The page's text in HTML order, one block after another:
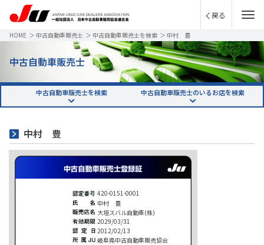
戻る
HOME ＞ 中古自動車販売士 ＞ 中古自動車販売士を検索 ＞ 中村 豊
中古自動車販売士
中古自動車販売士を検索 中古自動車販売士のいるお店を検索
中村 豊
420-0151-0001
中村 豊
大垣スバル自動車(株)
2029/03/31
2012/02/13
岐阜県中古自動車販売協会